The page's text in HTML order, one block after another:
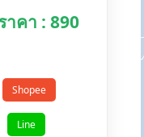
าคา : 890
Shopee
Line